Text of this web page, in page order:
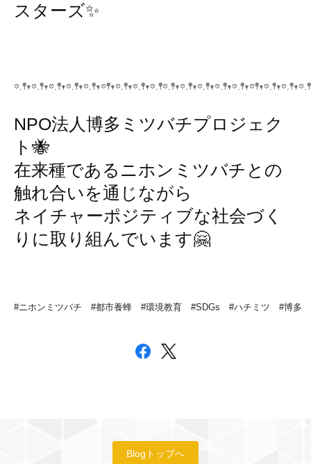
スターズ✨
𖡼.𖤣𖥧𖡼.𖤣𖥧𖡼.𖤣𖥧𖡼.𖤣𖥧𖡼.𖤣𖥧𖡼𖤣𖥧𖡼.𖤣𖥧𖡼.𖤣𖥧𖡼.𖤣𖡼.𖤣𖥧𖡼.𖤣𖥧𖡼.𖤣𖥧𖡼.𖤣𖥧𖡼.𖤣𖥧𖡼𖤣𖥧𖡼.𖤣𖥧𖡼.𖤣𖥧𖡼.𖤣
NPO法人博多ミツバチプロジェク
ト🐝
在来種であるニホンミツバチとの
触れ合いを通じながら
ネイチャーポジティブな社会づく
りに取り組んでいます🤗
#ニホンミツバチ #都市養蜂 #環境教育 #SDGs #ハチミツ #博多
Blogトップへ